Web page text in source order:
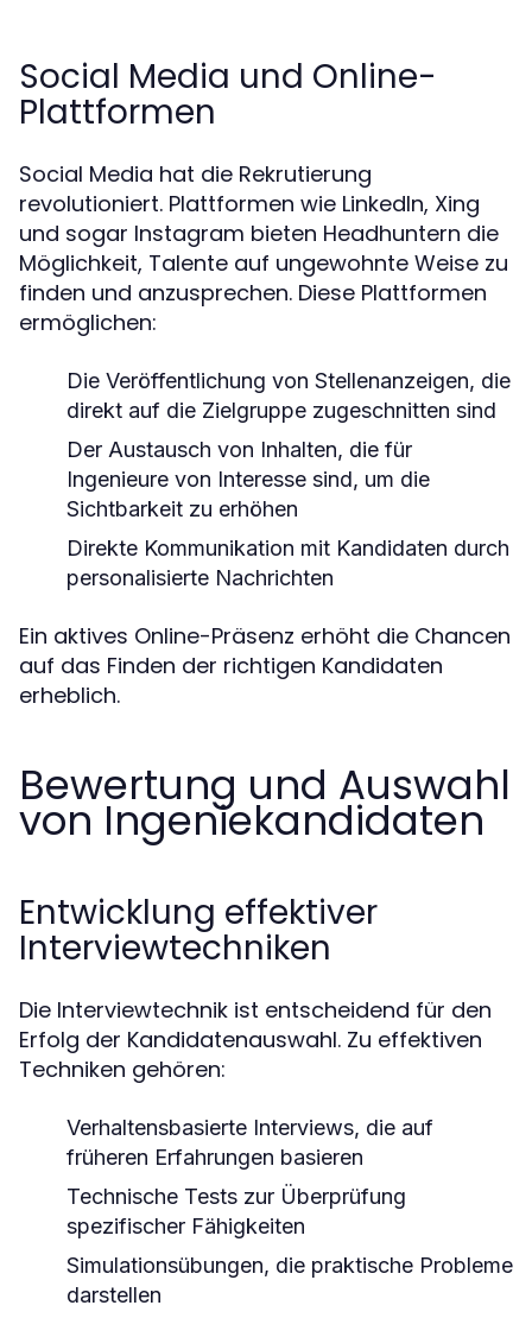
Social Media und Online-
Plattformen
Social Media hat die Rekrutierung
revolutioniert. Plattformen wie LinkedIn, Xing
und sogar Instagram bieten Headhuntern die
Möglichkeit, Talente auf ungewohnte Weise zu
finden und anzusprechen. Diese Plattformen
ermöglichen:
Die Veröffentlichung von Stellenanzeigen, die
direkt auf die Zielgruppe zugeschnitten sind
Der Austausch von Inhalten, die für
Ingenieure von Interesse sind, um die
Sichtbarkeit zu erhöhen
Direkte Kommunikation mit Kandidaten durch
personalisierte Nachrichten
Ein aktives Online-Präsenz erhöht die Chancen
auf das Finden der richtigen Kandidaten
erheblich.
Bewertung und Auswahl
von Ingeniekandidaten
Entwicklung effektiver
Interviewtechniken
Die Interviewtechnik ist entscheidend für den
Erfolg der Kandidatenauswahl. Zu effektiven
Techniken gehören:
Verhaltensbasierte Interviews, die auf
früheren Erfahrungen basieren
Technische Tests zur Überprüfung
spezifischer Fähigkeiten
Simulationsübungen, die praktische Probleme
darstellen